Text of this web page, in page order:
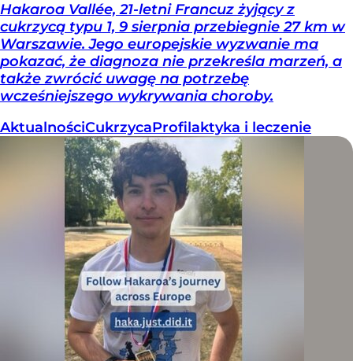
Hakaroa Vallée, 21-letni Francuz żyjący z
cukrzycą typu 1, 9 sierpnia przebiegnie 27 km w
Warszawie. Jego europejskie wyzwanie ma
pokazać, że diagnoza nie przekreśla marzeń, a
także zwrócić uwagę na potrzebę
wcześniejszego wykrywania choroby.
AktualnościCukrzycaProfilaktyka i leczenie